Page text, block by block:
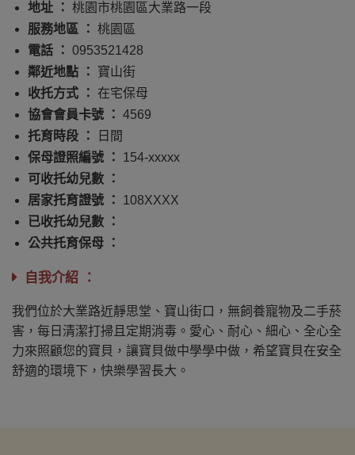
地址 ： 桃園市桃園區大業路一段
服務地區 ： 桃園區
電話 ： 0953521428
鄰近地點 ：
寶山街
收托方式 ： 在宅保母
協會會員卡號 ： 4569
托育時段 ：
日間
保母證照編號 ：
154-xxxxx
可收托幼兒數 ：
居家托育證號 ：
108XXXX
已收托幼兒數 ：
公共托育保母 ：
自我介紹 ：
我們位於大業路近靜思堂、寶山街口，無飼養寵物及二手菸
害，每日清潔打掃且定期消毒。愛心、耐心、細心、全心全
力來照顧您的寶貝，讓寶貝做中學學中做，希望寶貝在安全
舒適的環境下，快樂學習長大。